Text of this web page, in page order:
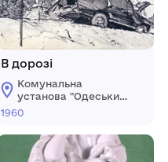
В дорозі
Комунальна
установа "Одеський
національний
1960